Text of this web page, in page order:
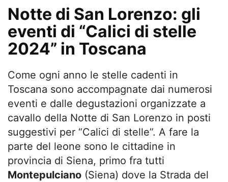
Notte di San Lorenzo: gli
eventi di “Calici di stelle
2024” in Toscana
Come ogni anno le stelle cadenti in
Toscana sono accompagnate dai numerosi
eventi e dalle degustazioni organizzate a
cavallo della Notte di San Lorenzo in posti
suggestivi per “Calici di stelle”. A fare la
parte del leone sono le cittadine in
provincia di Siena, primo fra tutti
Montepulciano (Siena) dove la Strada del